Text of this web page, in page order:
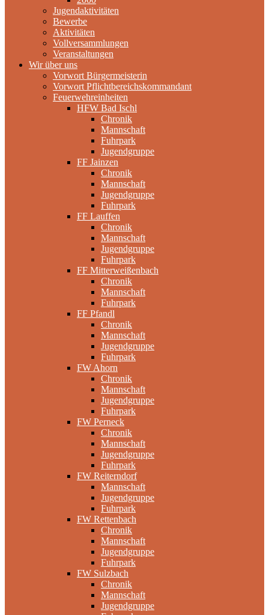
Jugendaktivitäten
Bewerbe
Aktivitäten
Vollversammlungen
Veranstaltungen
Wir über uns
Vorwort Bürgermeisterin
Vorwort Pflichtbereichskommandant
Feuerwehreinheiten
HFW Bad Ischl
Chronik
Mannschaft
Fuhrpark
Jugendgruppe
FF Jainzen
Chronik
Mannschaft
Jugendgruppe
Fuhrpark
FF Lauffen
Chronik
Mannschaft
Jugendgruppe
Fuhrpark
FF Mitterweißenbach
Chronik
Mannschaft
Fuhrpark
FF Pfandl
Chronik
Mannschaft
Jugendgruppe
Fuhrpark
FW Ahorn
Chronik
Mannschaft
Jugendgruppe
Fuhrpark
FW Perneck
Chronik
Mannschaft
Jugendgruppe
Fuhrpark
FW Reiterndorf
Mannschaft
Jugendgruppe
Fuhrpark
FW Rettenbach
Chronik
Mannschaft
Jugendgruppe
Fuhrpark
FW Sulzbach
Chronik
Mannschaft
Jugendgruppe